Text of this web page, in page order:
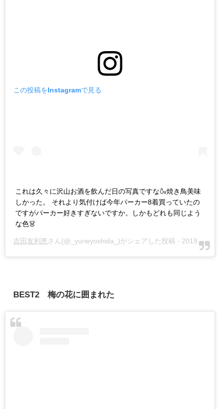
この投稿をInstagramで見る
これは久々に沢山お酒を飲んだ日の写真ですな🍶焼き鳥美味
しかった。 それより気付けば今年パーカー8着買っていたの
ですがパーカー好きすぎないですか。しかもどれも同じよう
な色👗
吉田友利恵さん(@_yurieyoshida_)がシェアした投稿 - 2019年 4月月19日午後5時21分PDT
BEST2 梅の花に囲まれた